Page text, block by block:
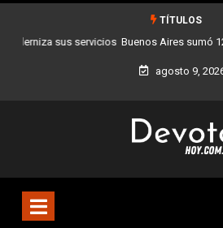
TÍTULOS
Buenos Aires sumó 12 nuevos Bares
Ciudad
agosto 9,